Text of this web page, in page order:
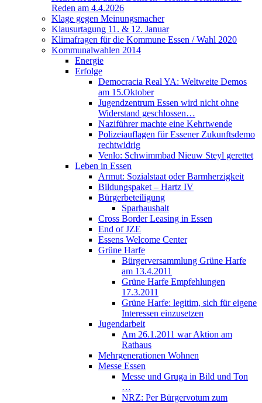
Reden am 4.4.2026
Klage gegen Meinungsmacher
Klausurtagung 11. & 12. Januar
Klimafragen für die Kommune Essen / Wahl 2020
Kommunalwahlen 2014
Energie
Erfolge
Democracia Real YA: Weltweite Demos
am 15.Oktober
Jugendzentrum Essen wird nicht ohne
Widerstand geschlossen…
Naziführer machte eine Kehrtwende
Polizeiauflagen für Essener Zukunftsdemo
rechtwidrig
Venlo: Schwimmbad Nieuw Steyl gerettet
Leben in Essen
Armut: Sozialstaat oder Barmherzigkeit
Bildungspaket – Hartz IV
Bürgerbeteiligung
Sparhaushalt
Cross Border Leasing in Essen
End of JZE
Essens Welcome Center
Grüne Harfe
Bürgerversammlung Grüne Harfe
am 13.4.2011
Grüne Harfe Empfehlungen
17.3.2011
Grüne Harfe: legitim, sich für eigene
Interessen einzusetzen
Jugendarbeit
Am 26.1.2011 war Aktion am
Rathaus
Mehrgenerationen Wohnen
Messe Essen
Messe und Gruga in Bild und Ton
…
NRZ: Per Bürgervotum zum